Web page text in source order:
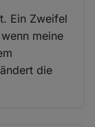
Ein Zweifel
meine
die